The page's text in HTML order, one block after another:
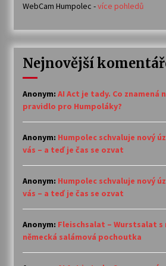
WebCam Humpolec -více pohledů
Nejnovější
Anonym: AI Act je tady. Co znamená
pravidlo pro Humpoláky?
Anonym: Humpolec schvaluje nový
vás – a teď je čas se ozvat
Anonym: Humpolec schvaluje nový
vás – a teď je čas se ozvat
Anonym: Fleischsalat – Wurstsalat s
německá salámová pochoutka